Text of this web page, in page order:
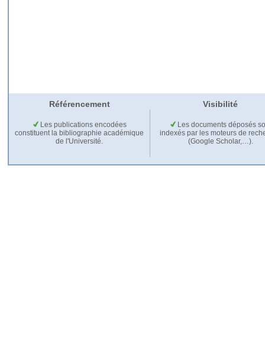
Référencement Visibilité
Les publications encodées
constituent la bibliographie académique
de l'Université.
Les documents déposés
indexés par les moteurs de
(Google Scholar,…).